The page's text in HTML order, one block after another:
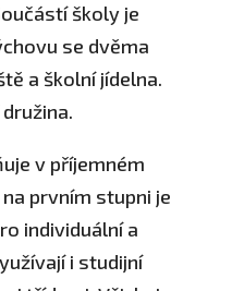
školy je
se dvěma
a školní jídelna.
v příjemném
prvním stupni je
individuální a
i studijní